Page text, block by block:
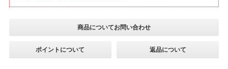
商品についてお問い合わせ
ポイントについて 返品について